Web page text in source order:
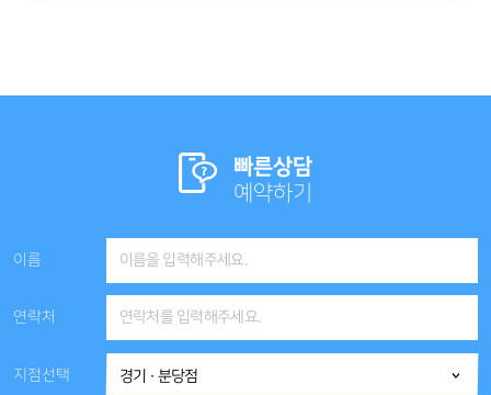
빠른상담
예약하기
이름
연락처
지점선택